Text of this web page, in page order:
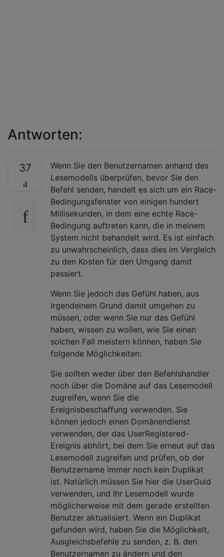
Antworten:
37
Wenn Sie den Benutzernamen anhand des
Lesemodells überprüfen, bevor Sie den
Befehl senden, handelt es sich um ein Race-
Bedingungsfenster von einigen hundert
Millisekunden, in dem eine echte Race-
Bedingung auftreten kann, die in meinem
System nicht behandelt wird. Es ist einfach
zu unwahrscheinlich, dass dies im Vergleich
zu den Kosten für den Umgang damit
passiert.
Wenn Sie jedoch das Gefühl haben, aus
irgendeinem Grund damit umgehen zu
müssen, oder wenn Sie nur das Gefühl
haben, wissen zu wollen, wie Sie einen
solchen Fall meistern können, haben Sie
folgende Möglichkeiten:
Sie sollten weder über den Befehlshandler
noch über die Domäne auf das Lesemodell
zugreifen, wenn Sie die
Ereignisbeschaffung verwenden. Sie
können jedoch einen Domänendienst
verwenden, der das UserRegistered-
Ereignis abhört, bei dem Sie erneut auf das
Lesemodell zugreifen und prüfen, ob der
Benutzername immer noch kein Duplikat
ist. Natürlich müssen Sie hier die UserGuid
verwenden, und Ihr Lesemodell wurde
möglicherweise mit dem gerade erstellten
Benutzer aktualisiert. Wenn ein Duplikat
gefunden wird, haben Sie die Möglichkeit,
Ausgleichsbefehle zu senden, z. B. den
Benutzernamen zu ändern und den